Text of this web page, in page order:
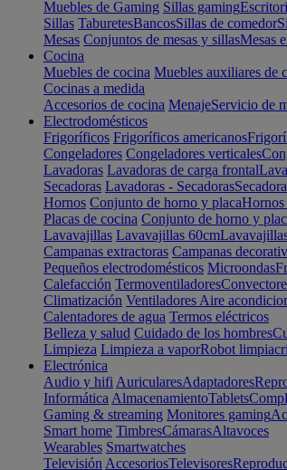
Muebles de Gaming Sillas gaming
Sillas TaburetesBancosSillas de comedor
Mesas Conjuntos de mesas y sillasMesas
Cocina
Muebles de cocina Muebles auxiliares de
Cocinas a medida
Accesorios de cocina MenajeServicio de
Electrodomésticos
Frigoríficos Frigoríficos americanos
Congeladores Congeladores verticales
Lavadoras Lavadoras de carga frontal
Secadoras Lavadoras - Secadoras
Hornos Conjunto de horno y placaHornos
Placas de cocina Conjunto de horno y
Lavavajillas Lavavajillas 60cm
Campanas extractoras Campanas
Pequeños electrodomésticos Microondas
Calefacción Termoventiladores
Climatización Ventiladores Aire
Calentadores de agua Termos eléctricos
Belleza y salud Cuidado de los hombres
Limpieza Limpieza a vaporRobot
Electrónica
Audio y hifi AuricularesAdaptadores
Informática AlmacenamientoTablets
Gaming & streaming Monitores gaming
Smart home TimbresCámarasAltavoces
Wearables Smartwatches
Televisión AccesoriosTelevisores